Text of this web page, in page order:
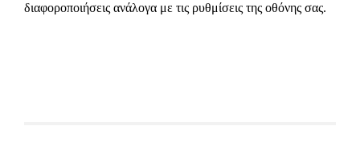
διαφοροποιήσεις ανάλογα με τις ρυθμίσεις της οθόνης σας.